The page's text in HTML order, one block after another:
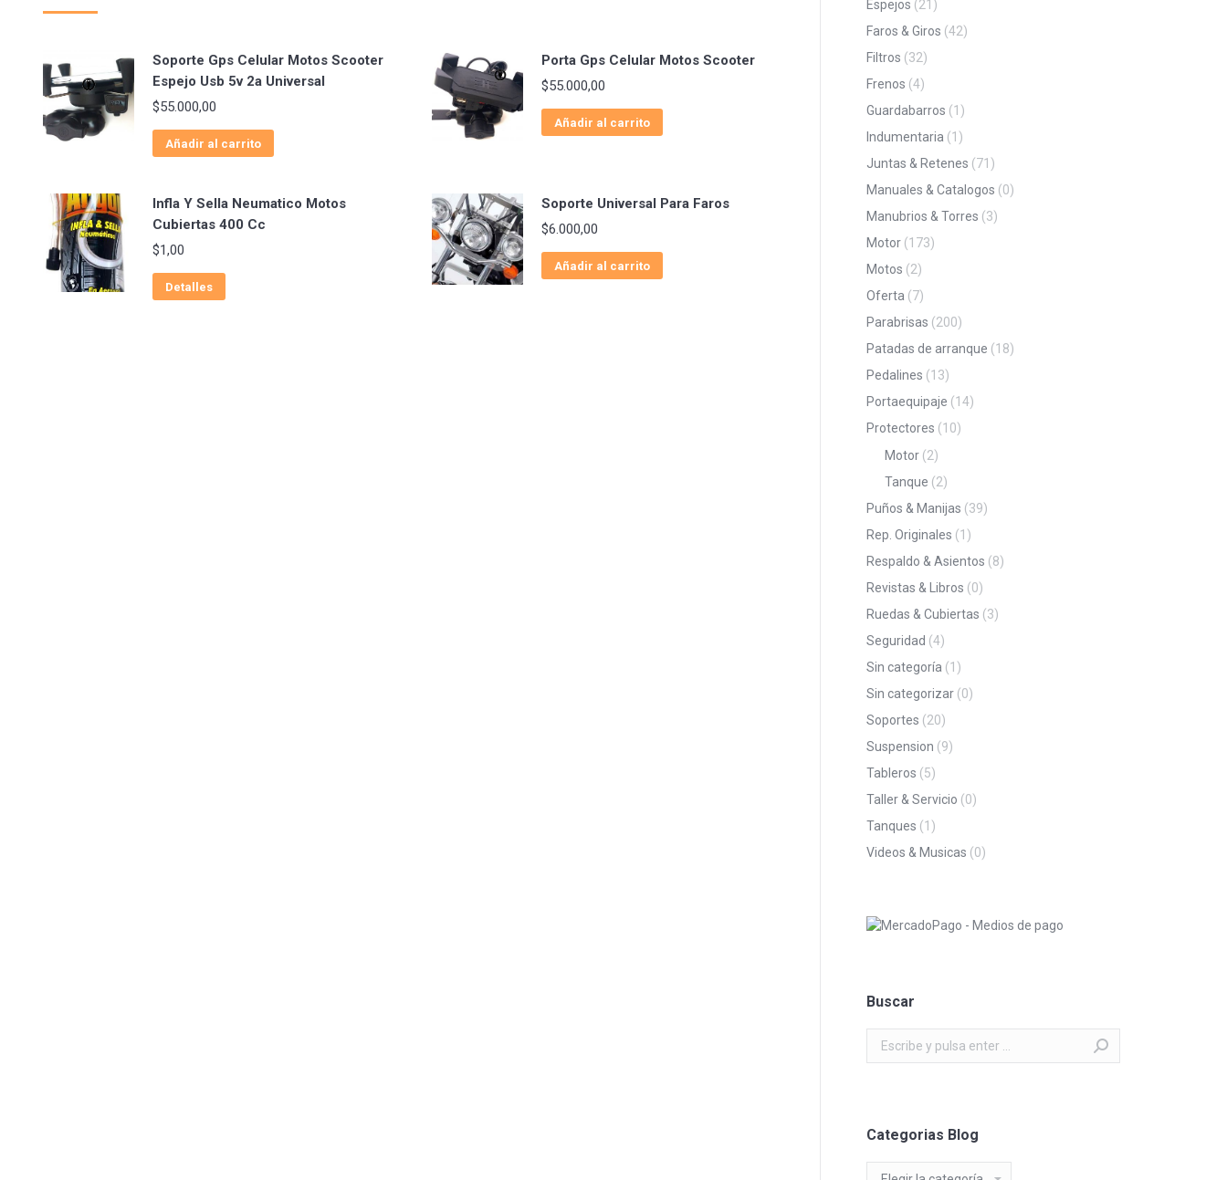
Soporte Gps Celular Motos Scooter
Espejo Usb 5v 2a Universal
$55.000,00
Añadir al carrito
Porta Gps Celular Motos Scooter
$55.000,00
Añadir al carrito
Infla Y Sella Neumatico Motos
Cubiertas 400 Cc
$1,00
Detalles
Soporte Universal Para Faros
$6.000,00
Añadir al carrito
Espejos (21)
Faros & Giros (42)
Filtros (32)
Frenos (4)
Guardabarros (1)
Indumentaria (1)
Juntas & Retenes (71)
Manuales & Catalogos (0)
Manubrios & Torres (3)
Motor (173)
Motos (2)
Oferta (7)
Parabrisas (200)
Patadas de arranque (18)
Pedalines (13)
Portaequipaje (14)
Protectores (10)
Motor (2)
Tanque (2)
Puños & Manijas (39)
Rep. Originales (1)
Respaldo & Asientos (8)
Revistas & Libros (0)
Ruedas & Cubiertas (3)
Seguridad (4)
Sin categoría (1)
Sin categorizar (0)
Soportes (20)
Suspension (9)
Tableros (5)
Taller & Servicio (0)
Tanques (1)
Videos & Musicas (0)
Buscar
Categorias Blog